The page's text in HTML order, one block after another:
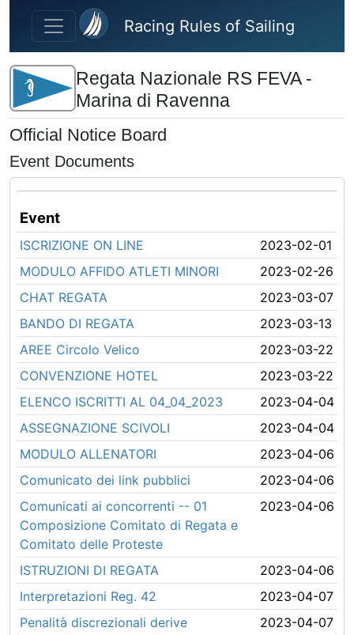
Skip to main content
Racing Rules of Sailing
Regata Nazionale RS FEVA -
Marina di Ravenna
Official Notice Board
Event Documents
Event
ISCRIZIONE ON LINE
2023-02-01
MODULO AFFIDO ATLETI MINORI
2023-02-26
CHAT REGATA
2023-03-07
BANDO DI REGATA
2023-03-13
AREE Circolo Velico
2023-03-22
CONVENZIONE HOTEL
2023-03-22
ELENCO ISCRITTI AL 04_04_2023
2023-04-04
ASSEGNAZIONE SCIVOLI
2023-04-04
MODULO ALLENATORI
2023-04-06
Comunicato dei link pubblici
2023-04-06
Comunicati ai concorrenti -- 01
Composizione Comitato di Regata e
Comitato delle Proteste
2023-04-06
ISTRUZIONI DI REGATA
2023-04-06
Interpretazioni Reg. 42
2023-04-07
Penalità discrezionali derive
2023-04-07